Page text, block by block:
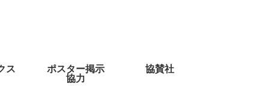
ス
ポスター掲示
協力
協賛社